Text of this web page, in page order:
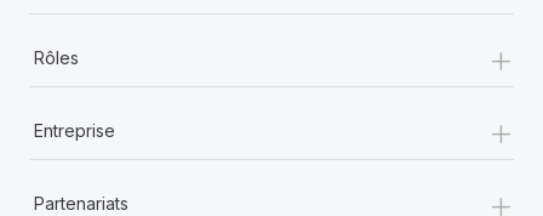
Rôles +
Entreprise +
Partenariats +